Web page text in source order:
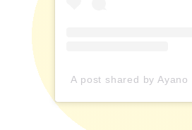
A post shared by Ayano